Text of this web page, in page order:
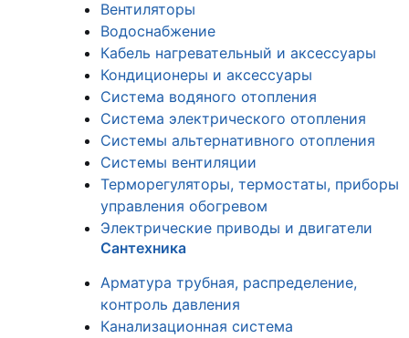
Вентиляторы
Водоснабжение
Кабель нагревательный и аксессуары
Кондиционеры и аксессуары
Система водяного отопления
Система электрического отопления
Системы альтернативного отопления
Системы вентиляции
Терморегуляторы, термостаты, приборы
управления обогревом
Электрические приводы и двигатели
Сантехника
Арматура трубная, распределение,
контроль давления
Канализационная система